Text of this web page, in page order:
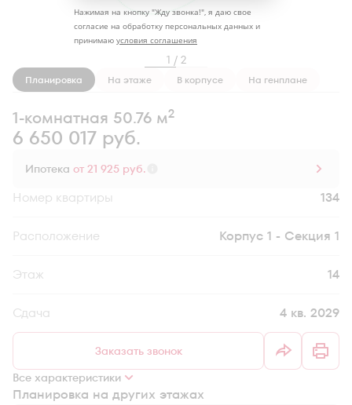
1 / 2
Планировка На этаже В корпусе На генплане
1-комнатная 50.76 м2
6 650 017 руб.
Ипотека от 21 925 руб.
Номер квартиры 134
Секция Корпус 1 - Секция 1
Этаж 14
Сдача 4 кв. 2029
Заказать звонок
Все характеристики
Планировка на других этажах
Нажимая на кнопку "Жду звонка!", я даю свое
согласие на обработку персональных данных и
принимаю условия соглашения